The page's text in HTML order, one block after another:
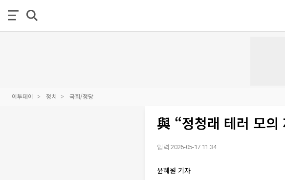
이투데이 정치 국회/정당
與 “정청래 테러 모
입력 2026-05-17 11:34
윤혜원 기자